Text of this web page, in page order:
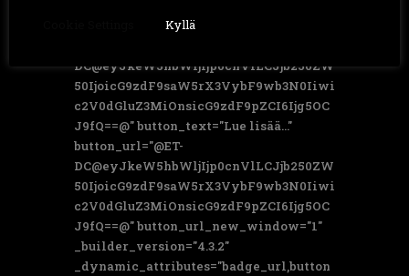
image_background_height="296px"
DC@eyJkeW5hbWljIjp0cnVlLCJjb250ZW
50IjoicG9zdF9saW5rX3VybF9wb3N0Iiwi
c2V0dGluZ3MiOnsicG9zdF9pZCI6Ijg5OC
J9fQ==@" button_text="Lue lisää..."
button_url="@ET-
DC@eyJkeW5hbWljIjp0cnVlLCJjb250ZW
50IjoicG9zdF9saW5rX3VybF9wb3N0Iiwi
c2V0dGluZ3MiOnsicG9zdF9pZCI6Ijg5OC
J9fQ==@" button_url_new_window="1"
_builder_version="4.3.2"
_dynamic_attributes="badge_url,button
Kyllä